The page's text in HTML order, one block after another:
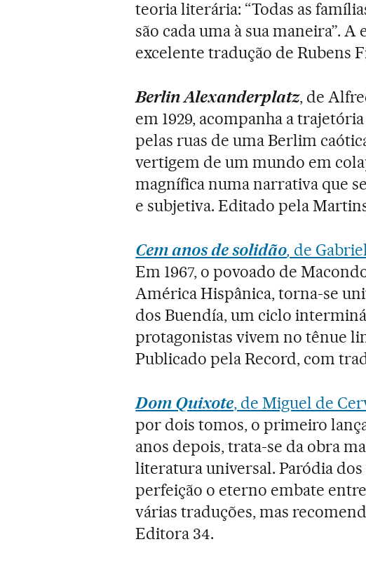
teoria literária: “Todas as
são cada uma à sua maneira”.
excelente tradução de Rubens
Berlin Alexanderplatz, de
em 1929, acompanha a
pelas ruas de uma Berlim
vertigem de um mundo em
magnífica numa narrativa que
e subjetiva. Editado pela
Cem anos de solidão, de
Em 1967, o povoado de
América Hispânica, torna-se
dos Buendía, um ciclo
protagonistas vivem no tênue
Publicado pela Record, com
Dom Quixote, de Miguel de
por dois tomos, o primeiro
anos depois, trata-se da obra
literatura universal. Paródia
perfeição o eterno embate
várias traduções, mas
Editora 34.